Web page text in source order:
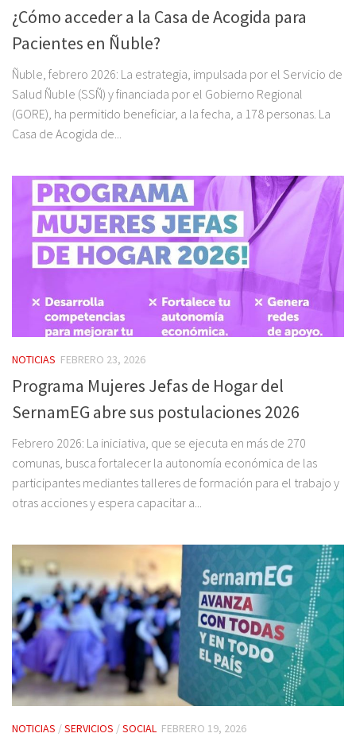
¿Cómo acceder a la Casa de Acogida para
Pacientes en Ñuble?
Ñuble, febrero 2026: La estrategia, impulsada por el Servicio de
Salud Ñuble (SSÑ) y financiada por el Gobierno Regional
(GORE), ha permitido beneficiar, a la fecha, a 178 personas. La
Casa de Acogida de...
NOTICIAS FEBRERO 23, 2026
Programa Mujeres Jefas de Hogar del
SernamEG abre sus postulaciones 2026
Febrero 2026: La iniciativa, que se ejecuta en más de 270
comunas, busca fortalecer la autonomía económica de las
participantes mediantes talleres de formación para el trabajo y
otras acciones y espera capacitar a...
NOTICIAS /SERVICIOS /SOCIAL FEBRERO 19, 2026